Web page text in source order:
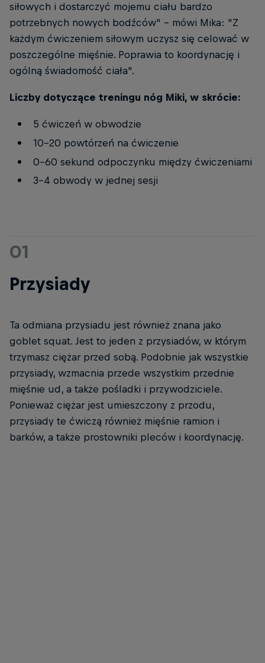
siłowych i dostarczyć mojemu ciału bardzo
potrzebnych nowych bodźców" - mówi Mika: "Z
każdym ćwiczeniem siłowym uczysz się celować w
poszczególne mięśnie. Poprawia to koordynację i
ogólną świadomość ciała".
Liczby dotyczące treningu nóg Miki, w skrócie:
5 ćwiczeń w obwodzie
10-20 powtórzeń na ćwiczenie
0-60 sekund odpoczynku między ćwiczeniami
3-4 obwody w jednej sesji
01
Przysiady
Ta odmiana przysiadu jest również znana jako
goblet squat. Jest to jeden z przysiadów, w którym
trzymasz ciężar przed sobą. Podobnie jak wszystkie
przysiady, wzmacnia przede wszystkim przednie
mięśnie ud, a także pośladki i przywodziciele.
Ponieważ ciężar jest umieszczony z przodu,
przysiady te ćwiczą również mięśnie ramion i
barków, a także prostowniki pleców i koordynację.